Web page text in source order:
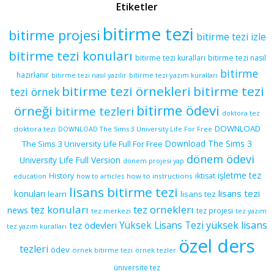
Etiketler
bitirme projesi bitirme tezi bitirme tezi izle
bitirme tezi konuları bitirme tezi kuralları bitirme tezi nasıl
hazırlanır bitirme tezi nasıl yazılır bitirme tezi yazım kuralları bitirme
tezi örnek bitirme tezi örnekleri bitirme tezi
örneği bitirme tezleri bitirme ödevi doktora tez
doktora tezi DOWNLOAD The Sims 3 University Life For Free DOWNLOAD
The Sims 3 University Life Full For Free Download The Sims 3
University Life Full Version dönem projesi yap dönem ödevi
education History how to articles how to instructions iktisat işletme tez
konuları learn lisans bitirme tezi lisans tez lisans tezi
news tez konuları tez merkezi tez orneklerı tez projesi tez yazım
tez yazım kuralları tez ödevleri Yüksek Lisans Tezi yüksek lisans
tezleri ödev örnek bitirme tezi örnek tezler özel ders
üniversite tez